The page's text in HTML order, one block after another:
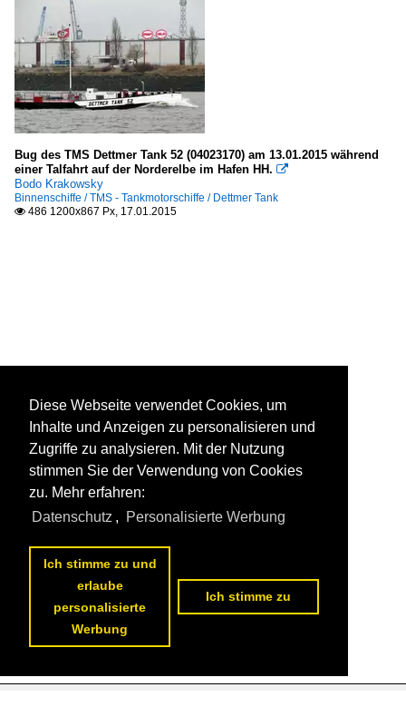
Bug des TMS Dettmer Tank 52 (04023170) am 13.01.2015 während
einer Talfahrt auf der Norderelbe im Hafen HH. 
Bodo Krakowsky
Binnenschiffe / TMS - Tankmotorschiffe / Dettmer Tank
 486 1200x867 Px, 17.01.2015
Diese Webseite verwendet Cookies, um
Inhalte und Anzeigen zu personalisieren und
Zugriffe zu analysieren. Mit der Nutzung
stimmen Sie der Verwendung von Cookies
zu. Mehr erfahren:
Datenschutz , Personalisierte Werbung
Ich stimme zu und
erlaube
personalisierte
Werbung
Ich stimme zu